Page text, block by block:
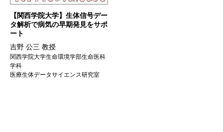
【関西学院大学】生体信号デー
タ解析で病気の早期発見をサポ
ート
吉野 公三 教授
関西学院大学生命環境学部生命医科
学科
医療生体データサイエンス研究室